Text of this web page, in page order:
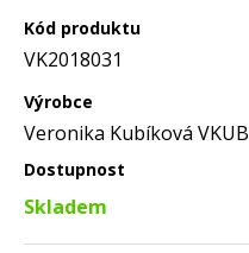
Kód produktu
VK2018031
Výrobce
Veronika Kubíková
Dostupnost
Skladem